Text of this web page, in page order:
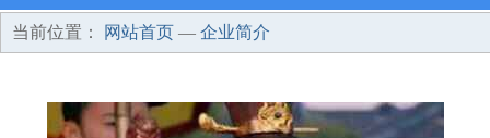
当前位置： 网站首页 — 企业简介